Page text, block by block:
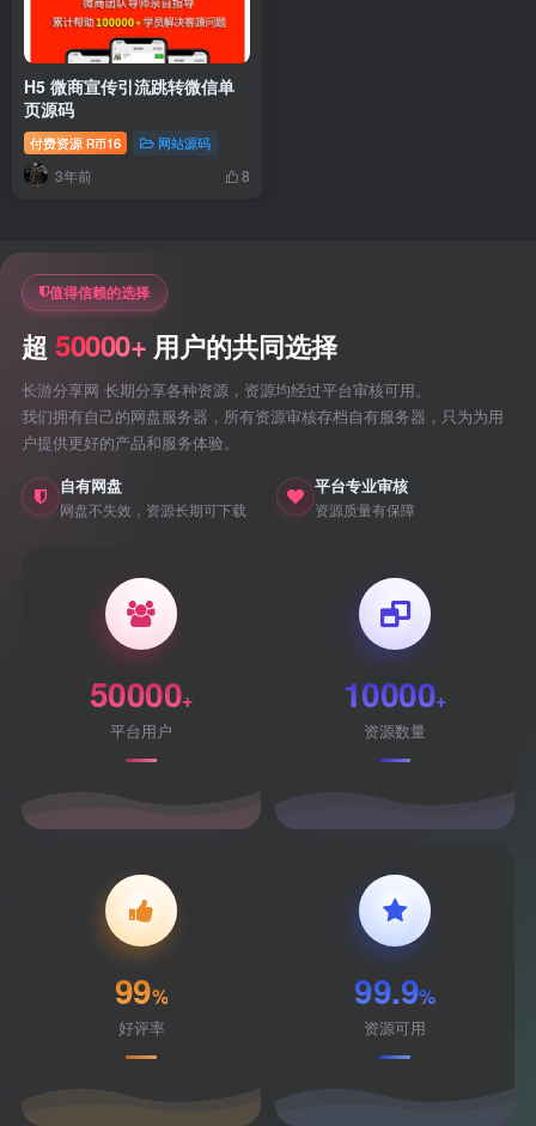
H5 微商宣传引流跳转微信单
页源码
付费资源 R币16 网站源码
3年前 8
值得信赖的选择
超50000+ 用户的共同选择
长游分享网 长期分享各种资源，资源均经过平台审核可用。
我们拥有自己的网盘服务器，所有资源审核存档自有服务器，只为为用
户提供更好的产品和服务体验。
自有网盘
网盘不失效，资源长期可下载
平台专业审核
资源质量有保障
50000+
平台用户
10000+
资源数量
99%
好评率
99.9%
资源可用